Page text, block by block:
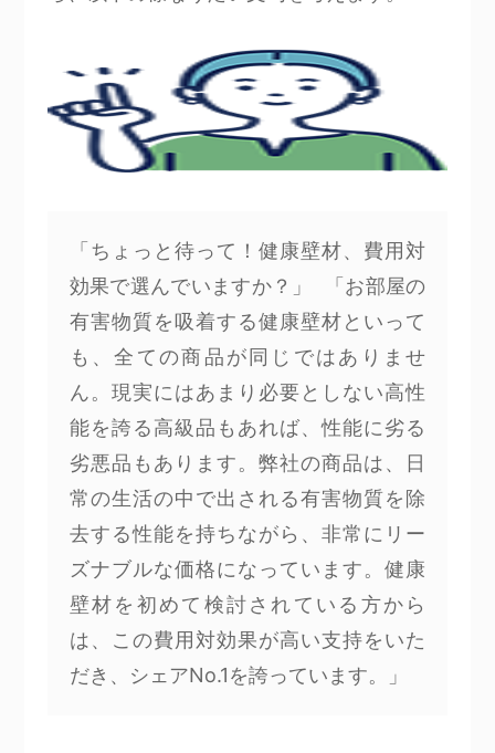
「ちょっと待って！健康壁材、費用対
効果で選んでいますか？」 「お部屋の
有害物質を吸着する健康壁材といって
も、全ての商品が同じではありませ
ん。現実にはあまり必要としない高性
能を誇る高級品もあれば、性能に劣る
劣悪品もあります。弊社の商品は、日
常の生活の中で出される有害物質を除
去する性能を持ちながら、非常にリー
ズナブルな価格になっています。健康
壁材を初めて検討されている方から
は、この費用対効果が高い支持をいた
だき、シェアNo.1を誇っています。」